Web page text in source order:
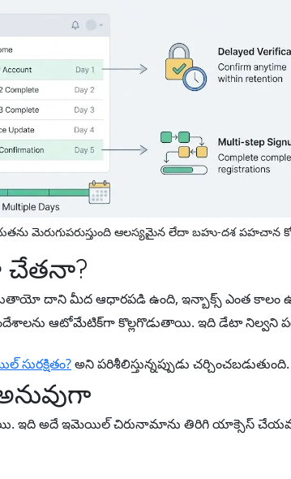
మెరుగుపరుస్తుంది ఆలస్యమైన లేదా బహు-దశ పహచాన
చేతనా?
దాని మీద ఆధారపడి ఉంది, ఇన్బాక్స్ ఎంత కాలం
ఆటోమేటిక్‌గా కొల్లగొడుతాయి. ఇది డేటా నిల్వని
అని పరిశీలిస్తున్నప్పుడు చర్చించబడుతుంది.
అదే ఇమెయిల్ చిరునామాను తిరిగి యాక్సెస్